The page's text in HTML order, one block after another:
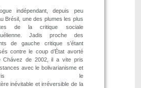
indépendant, depuis peu
Brésil, une des plumes les plus
de la critique sociale
Jadis proche des
de gauche critique s’étant
contre le coup d’État avorté
Chávez de 2002, il a vite pris
avec le bolivarianisme et
le
inévitable et irréversible de la